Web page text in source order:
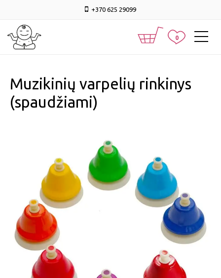
+370 625 29099
0
Muzikinių varpelių rinkinys
(spaudžiami)